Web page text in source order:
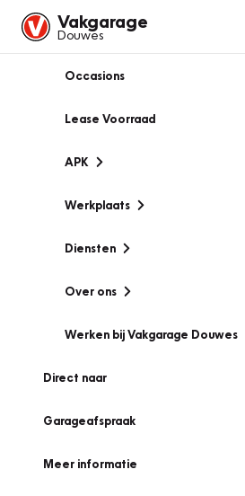
Vakgarage
Douwes
Occasions
Lease Voorraad
APK
Werkplaats
Diensten
Over ons
Werken bij Vakgarage Douwes
Direct naar
Garageafspraak
Meer informatie